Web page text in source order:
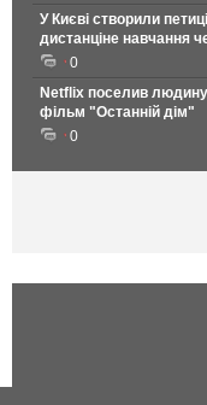
У Києві створили
дистанціне навчання
0
Netflix поселив
фільм "Останній дім"
0